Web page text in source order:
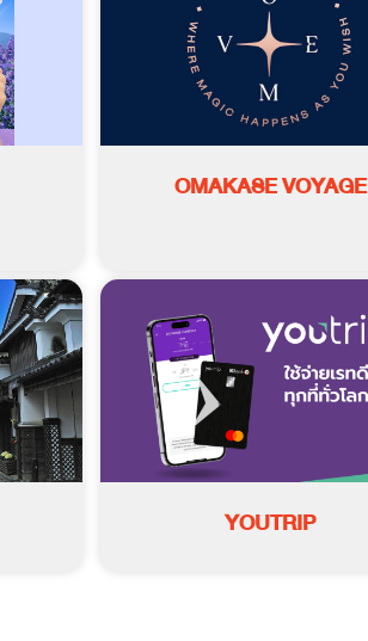
OMAKASE VOYAGE
YOUTRIP